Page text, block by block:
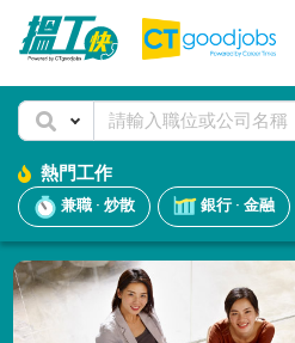
熱門工作
兼職 · 炒散 銀行 · 金融